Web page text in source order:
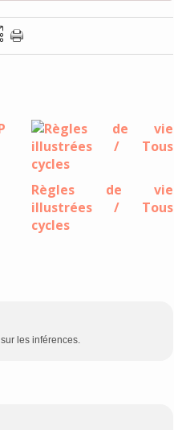
Règles de vie
illustrées / Tous
cycles
les inférences.